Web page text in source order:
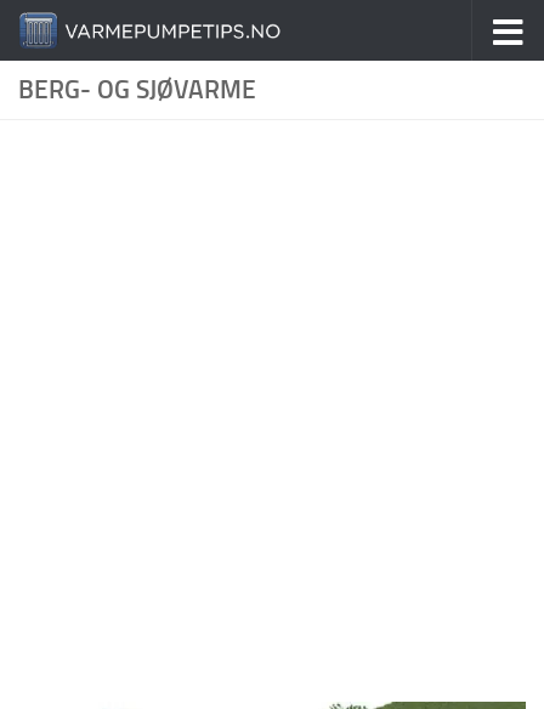
Skip to content
BERG- OG SJØVARME